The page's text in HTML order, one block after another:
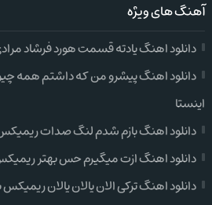
آهنگ های ویژه
دانلود اهنگ یادته قسمت هورد فرشاد
دانلود اهنگ پیشرو من که داشتم همه
اینستا
دانلود اهنگ بازم شدم لنگ صدات
دانلود اهنگ ازت میگیرم حس بهتر
دانلود اهنگ ترکی الان یالان یالان